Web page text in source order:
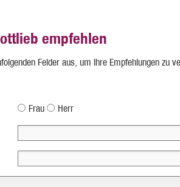
empfehlen
Felder aus, um Ihre Empfehlungen zu
Frau Herr